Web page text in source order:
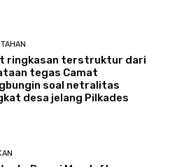
ringkasan terstruktur dari
tegas Camat
soal netralitas
desa jelang Pilkades